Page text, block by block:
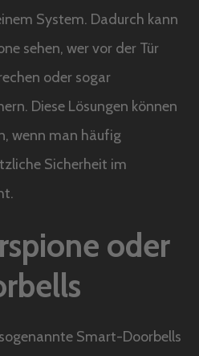
System. Dadurch kann
sehen, wer vor der Tür
oder sogar
Diese Lösungen können
wenn man häufig
Sicherheit im
oder
Smart-Doorbells